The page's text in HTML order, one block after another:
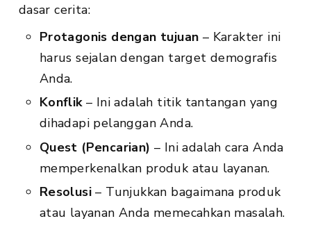
dasar cerita:
Protagonis dengan tujuan – Karakter ini
harus sejalan dengan target demografis
Anda.
Konflik– Ini adalah titik tantangan yang
dihadapi pelanggan Anda.
Quest (Pencarian) – Ini adalah cara Anda
memperkenalkan produk atau layanan.
Resolusi – Tunjukkan bagaimana produk
atau layanan Anda memecahkan masalah.